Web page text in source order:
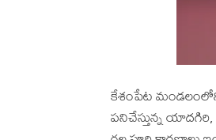
కేశంపేట
పనిచేస్తున్న